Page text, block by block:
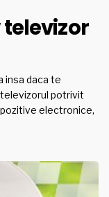
televizor
insa daca te
potrivit
electronice,